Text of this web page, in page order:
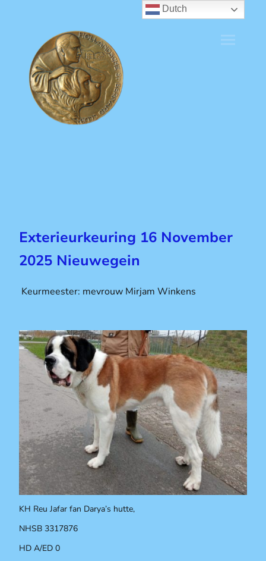
Exterieurkeuring 16 November
2025 Nieuwegein
Keurmeester: mevrouw Mirjam Winkens
KH Reu Jafar fan Darya’s hutte,
NHSB 3317876
HD A/ED 0
Dutch